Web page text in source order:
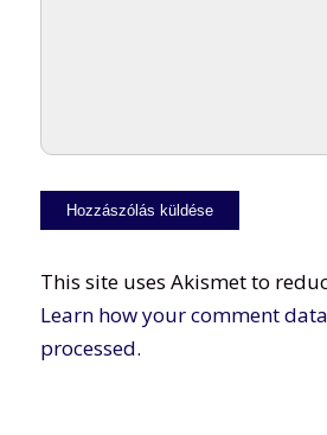
This site uses Akismet to
Learn how your comment
processed.